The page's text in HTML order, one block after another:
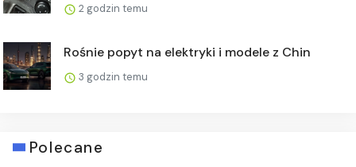
2 godzin temu
Rośnie popyt na elektryki i modele z Chin
3 godzin temu
Polecane